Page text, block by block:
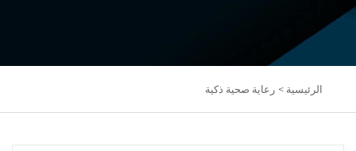
الرئيسية > رعاية صحية ذكية